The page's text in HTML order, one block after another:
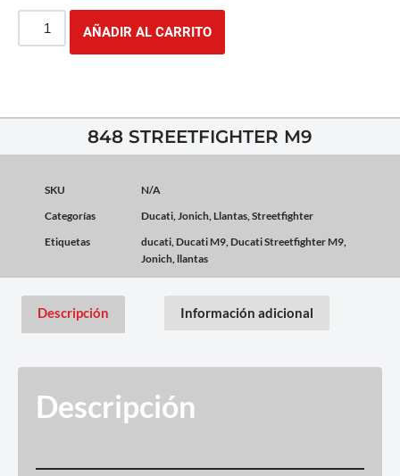
AÑADIR AL CARRITO
848 STREETFIGHTER M9
SKU
N/A
Categorías
Ducati,Jonich, Llantas,Streetfighter
Etiquetas
ducati, Ducati M9, Ducati Streetfighter M9,
Jonich, llantas
Descripción Información adicional
Descripción